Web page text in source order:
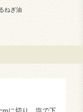
ねぎ油